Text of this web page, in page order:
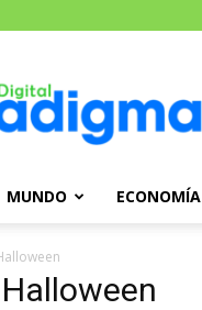
Paradigma
MUNDO ECONOMÍA